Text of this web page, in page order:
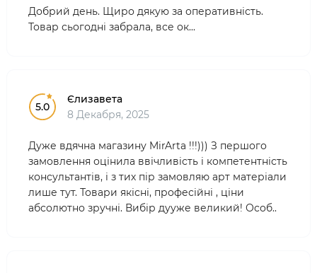
Добрий день. Щиро дякую за оперативність.
Товар сьогодні забрала, все ок...
5.0
Єлизавета
8 Декабря, 2025
Дуже вдячна магазину MirArta !!!))) З першого
замовлення оцінила ввічливість і компетентність
консультантів, і з тих пір замовляю арт матеріали
лише тут. Товари якісні, професійні , ціни
абсолютно зручні. Вибір дууже великий! Особ..